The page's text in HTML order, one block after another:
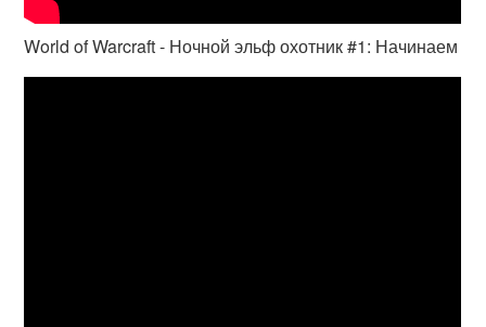
World of Warcraft - Ночной эльф охотник #1: Начинаем